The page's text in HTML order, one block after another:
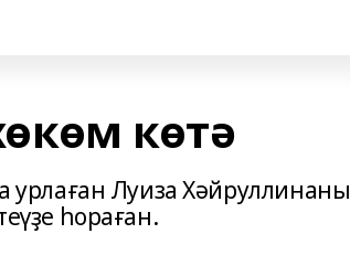
көтә
урлаған Луиза Хәйруллинаны
һораған.